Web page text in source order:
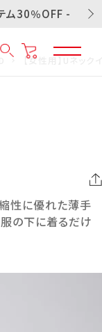
ム30％OFF -
【女性用】Uネッ
性に優れた薄手
の下に着るだけ